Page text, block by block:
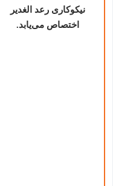
نیکوکاری رعد الغدیر
اختصاص می‌یابد.